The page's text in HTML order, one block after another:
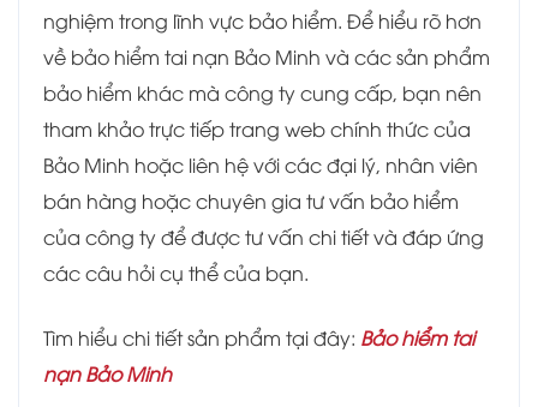
nghiệm trong lĩnh vực bảo hiểm. Để hiểu rõ hơn
về bảo hiểm tai nạn Bảo Minh và các sản phẩm
bảo hiểm khác mà công ty cung cấp, bạn nên
tham khảo trực tiếp trang web chính thức của
Bảo Minh hoặc liên hệ với các đại lý, nhân viên
bán hàng hoặc chuyên gia tư vấn bảo hiểm
của công ty để được tư vấn chi tiết và đáp ứng
các câu hỏi cụ thể của bạn.
Tìm hiểu chi tiết sản phẩm tại đây: Bảo hiểm tai
nạn Bảo Minh